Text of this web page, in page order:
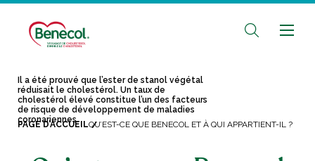
Il a été prouvé que l’ester de stanol végétal
réduisait le cholestérol. Un taux de
cholestérol élevé constitue l’un des facteurs
de risque de développement de maladies
coronariennes.
PAGE D’ACCUEILQU’EST-CE QUE BENECOL ET À QUI APPARTIENT-IL ?